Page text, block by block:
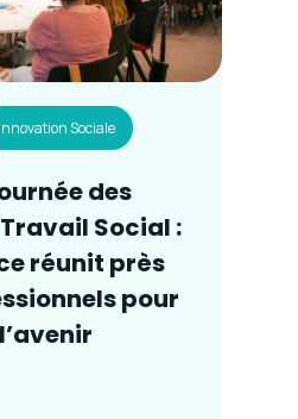
Innovation Sociale
des
Social :
réunit près
pour